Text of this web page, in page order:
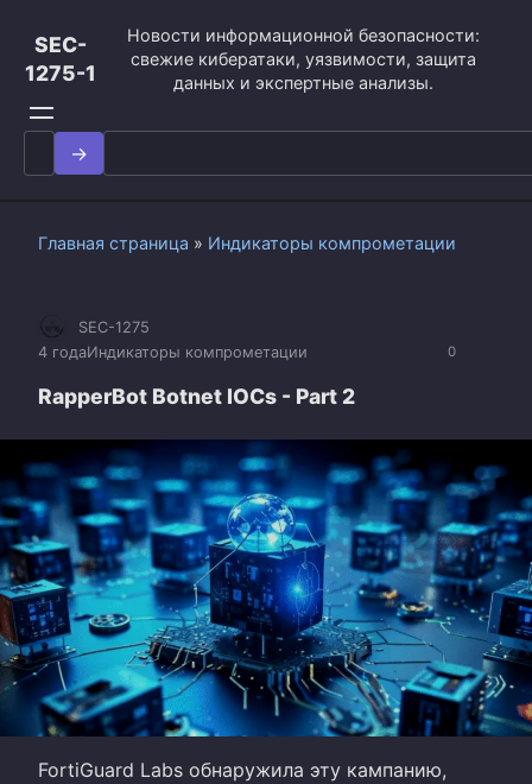
контенту
SEC-
1275-1
Новости информационной безопасности:
свежие кибератаки, уязвимости, защита
данных и экспертные анализы.
Search
for:
Главная страница » Индикаторы компрометации
0
SEC-1275
4 годаИндикаторы компрометации
RapperBot Botnet IOCs - Part 2
FortiGuard Labs обнаружила эту кампанию,